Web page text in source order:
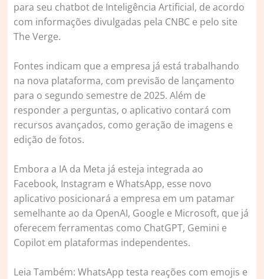
para seu chatbot de Inteligência Artificial, de acordo
com informações divulgadas pela CNBC e pelo site
The Verge.
Fontes indicam que a empresa já está trabalhando
na nova plataforma, com previsão de lançamento
para o segundo semestre de 2025. Além de
responder a perguntas, o aplicativo contará com
recursos avançados, como geração de imagens e
edição de fotos.
Embora a IA da Meta já esteja integrada ao
Facebook, Instagram e WhatsApp, esse novo
aplicativo posicionará a empresa em um patamar
semelhante ao da OpenAI, Google e Microsoft, que já
oferecem ferramentas como ChatGPT, Gemini e
Copilot em plataformas independentes.
Leia Também: WhatsApp testa reações com emojis e